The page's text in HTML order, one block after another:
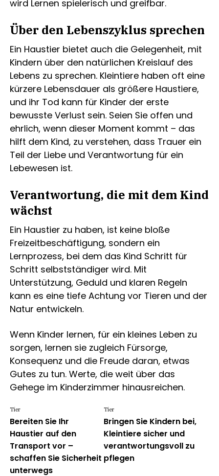
wird Lernen spielerisch und greifbar.
Über den Lebenszyklus sprechen
Ein Haustier bietet auch die Gelegenheit, mit
Kindern über den natürlichen Kreislauf des
Lebens zu sprechen. Kleintiere haben oft eine
kürzere Lebensdauer als größere Haustiere,
und ihr Tod kann für Kinder der erste
bewusste Verlust sein. Seien Sie offen und
ehrlich, wenn dieser Moment kommt – das
hilft dem Kind, zu verstehen, dass Trauer ein
Teil der Liebe und Verantwortung für ein
Lebewesen ist.
Verantwortung, die mit dem Kind
wächst
Ein Haustier zu haben, ist keine bloße
Freizeitbeschäftigung, sondern ein
Lernprozess, bei dem das Kind Schritt für
Schritt selbstständiger wird. Mit
Unterstützung, Geduld und klaren Regeln
kann es eine tiefe Achtung vor Tieren und der
Natur entwickeln.
Wenn Kinder lernen, für ein kleines Leben zu
sorgen, lernen sie zugleich Fürsorge,
Konsequenz und die Freude daran, etwas
Gutes zu tun. Werte, die weit über das
Gehege im Kinderzimmer hinausreichen.
Bereiten Sie Ihr
Haustier auf den
Transport vor –
schaffen Sie Sicherheit
unterwegs
Tier
Bringen Sie Kindern bei,
Kleintiere sicher und
verantwortungsvoll zu
pflegen
Tier